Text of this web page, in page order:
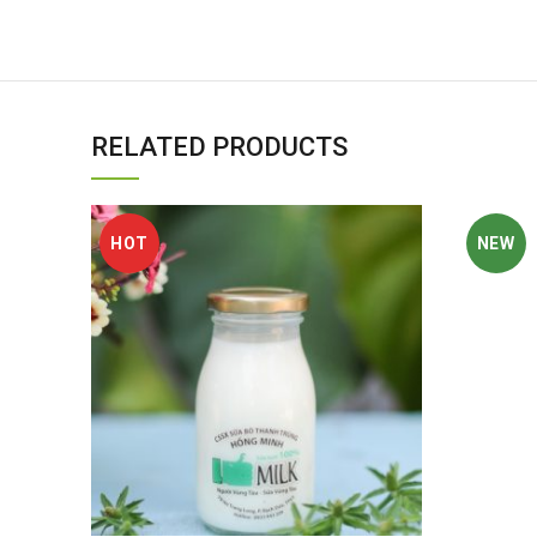
RELATED PRODUCTS
HOT NEW